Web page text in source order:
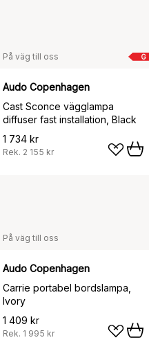
G
På väg till oss
Audo Copenhagen
Cast Sconce vägglampa
diffuser fast installation, Black
1 734 kr
Rek. 2 155 kr
På väg till oss
Audo Copenhagen
Carrie portabel bordslampa,
Ivory
1 409 kr
Rek. 1 995 kr